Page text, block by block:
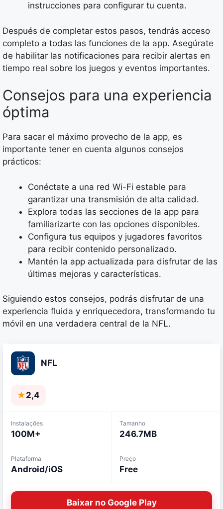
instrucciones para configurar tu cuenta.
Después de completar estos pasos, tendrás acceso
completo a todas las funciones de la app. Asegúrate
de habilitar las notificaciones para recibir alertas en
tiempo real sobre los juegos y eventos importantes.
Consejos para una experiencia
óptima
Para sacar el máximo provecho de la app, es
importante tener en cuenta algunos consejos
prácticos:
Conéctate a una red Wi-Fi estable para
garantizar una transmisión de alta calidad.
Explora todas las secciones de la app para
familiarizarte con las opciones disponibles.
Configura tus equipos y jugadores favoritos
para recibir contenido personalizado.
Mantén la app actualizada para disfrutar de las
últimas mejoras y características.
Siguiendo estos consejos, podrás disfrutar de una
experiencia fluida y enriquecedora, transformando tu
móvil en una verdadera central de la NFL.
NFL
★2,4
Instalações
100M+
Tamanho
246.7MB
Plataforma
Android/iOS
Preço
Free
Baixar no Google Play